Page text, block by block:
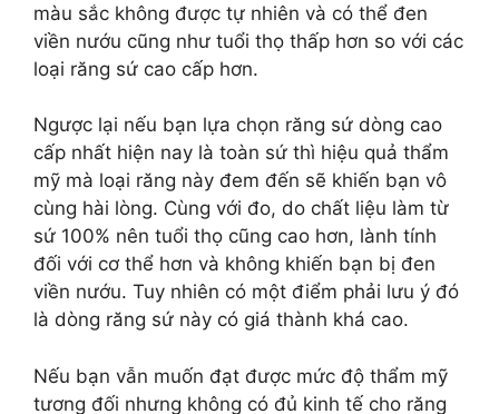
màu sắc không được tự nhiên và có thể đen
viền nướu cũng như tuổi thọ thấp hơn so với các
loại răng sứ cao cấp hơn.
Ngược lại nếu bạn lựa chọn răng sứ dòng cao
cấp nhất hiện nay là toàn sứ thì hiệu quả thẩm
mỹ mà loại răng này đem đến sẽ khiến bạn vô
cùng hài lòng. Cùng với đo, do chất liệu làm từ
sứ 100% nên tuổi thọ cũng cao hơn, lành tính
đối với cơ thể hơn và không khiến bạn bị đen
viền nướu. Tuy nhiên có một điểm phải lưu ý đó
là dòng răng sứ này có giá thành khá cao.
Nếu bạn vẫn muốn đạt được mức độ thẩm mỹ
tương đối nhưng không có đủ kinh tế cho răng